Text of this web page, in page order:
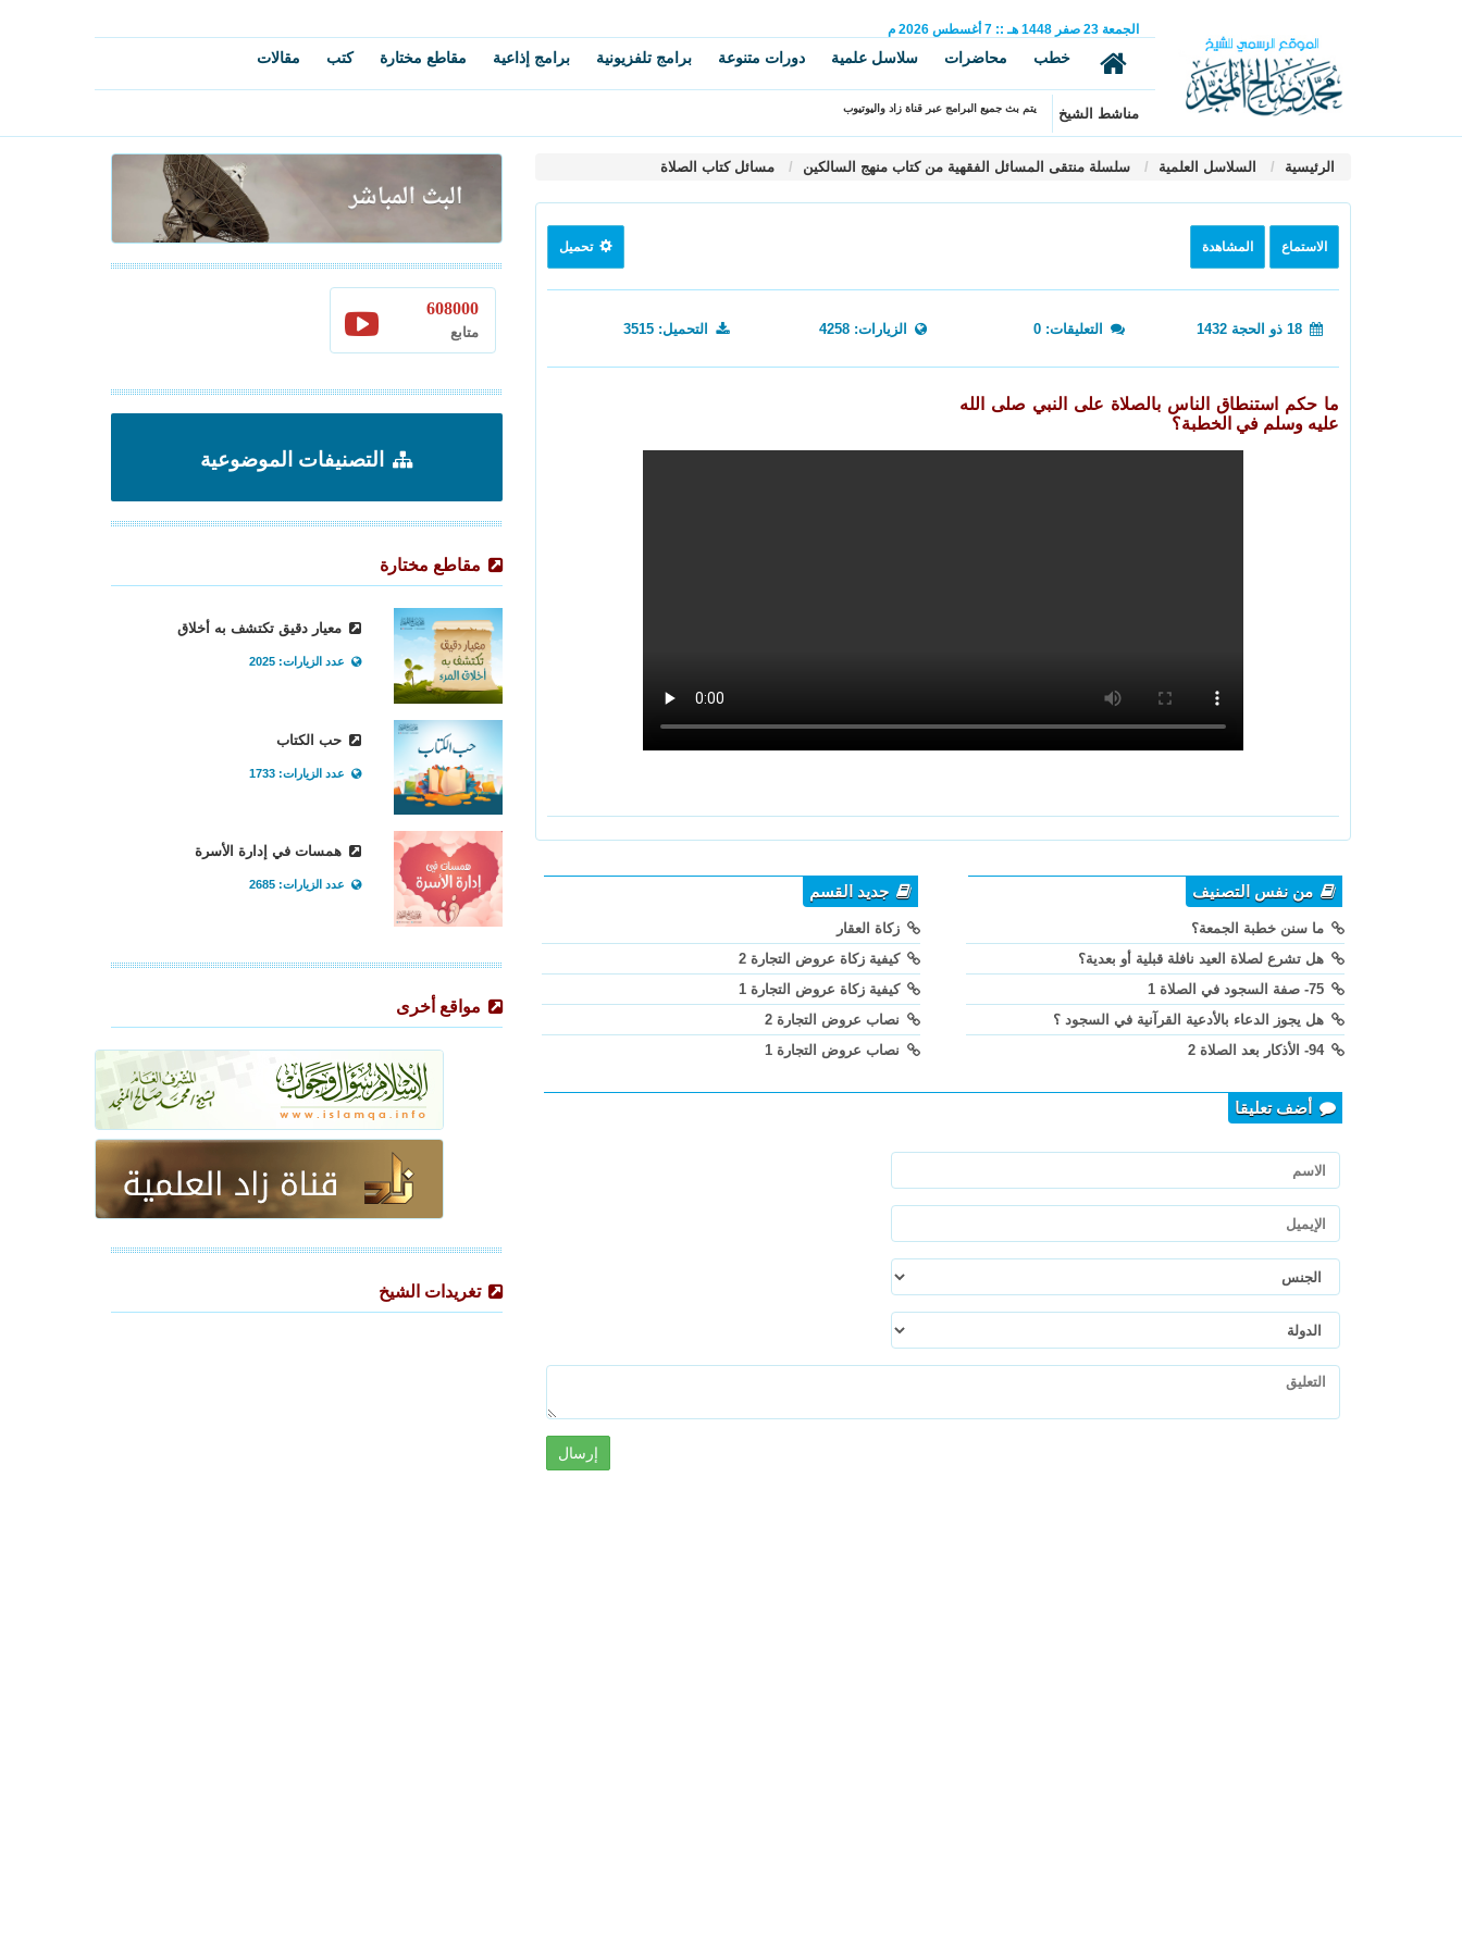
الجمعة 23 صفر 1448 هـ ::
7 أغسطس 2026 م
خطب محاضرات سلاسل علمية دورات متنوعة برامج تلفزيونية برامج إذاعية مقاطع مختارة كتب مقالات
مناشط الشيخ يتم بث جميع البرامج عبر قناة زاد واليوتيوب
الرئيسية السلاسل العلمية سلسلة منتقى المسائل الفقهية من كتاب منهج السالكين مسائل كتاب الصلاة
الاستماع المشاهدة تحميل
التعليقات: 0 الزيارات: 4258 التحميل: 3515
ما حكم استنطاق الناس بالصلاة على النبي صلى الله
عليه وسلم في الخطبة؟
من نفس التصنيف
ما سنن خطبة الجمعة؟
هل تشرع لصلاة العيد نافلة قبلية أو بعدية؟
هل يجوز الدعاء بالأدعية القرآنية في السجود ؟
94- الأذكار بعد الصلاة 2
جديد القسم
زكاة العقار
كيفية زكاة عروض التجارة 2
كيفية زكاة عروض التجارة 1
نصاب عروض التجارة 2
نصاب عروض التجارة 1
أضف تعليقا
إرسال
608000
متابع
التصنيفات الموضوعية
مقاطع مختارة
معيار دقيق تكتشف به أخلاق
عدد الزيارات: 2025
حب الكتاب
عدد الزيارات: 1733
همسات في إدارة الأسرة
عدد الزيارات: 2685
مواقع أخرى
تغريدات الشيخ